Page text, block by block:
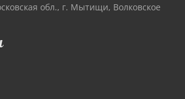
обл., г. Мытищи, Волковское